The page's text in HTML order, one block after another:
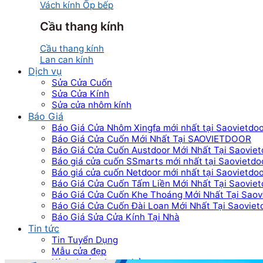
Vách kính Ốp bếp
Cầu thang kính
Cầu thang kính
Lan can kính
Dịch vụ
Sửa Cửa Cuốn
Sửa Cửa Kính
Sửa cửa nhôm kính
Báo Giá
Báo Giá Cửa Nhôm Xingfa mới nhất tại
Báo Giá Cửa Cuốn Mới Nhất Tại SAOVIETDOOR
Báo Giá Cửa Cuốn Austdoor Mới Nhất Tại
Báo giá cửa cuốn SSmarts mới nhất tại
Báo giá cửa cuốn Netdoor mới nhất tại
Báo Giá Cửa Cuốn Tấm Liền Mới Nhất Tại
Báo Giá Cửa Cuốn Khe Thoáng Mới Nhất Tại
Báo Giá Cửa Cuốn Đài Loan Mới Nhất Tại
Báo Giá Sửa Cửa Kính Tại Nhà
Tin tức
Tin Tuyển Dụng
Mẫu cửa đẹp